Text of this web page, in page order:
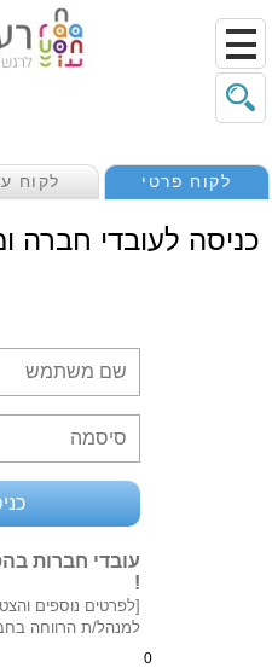
לקוח פרטי לקוח
כניסה לעובדי חברה
עובדי חברות
!
[לפרטים נוספים
למנהל/ת הרווחה
0